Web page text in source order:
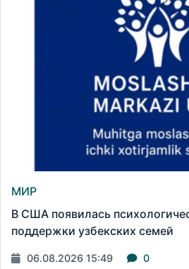
МИР
В США появилась
поддержки узбекских семей
06.08.2026 15:49 0